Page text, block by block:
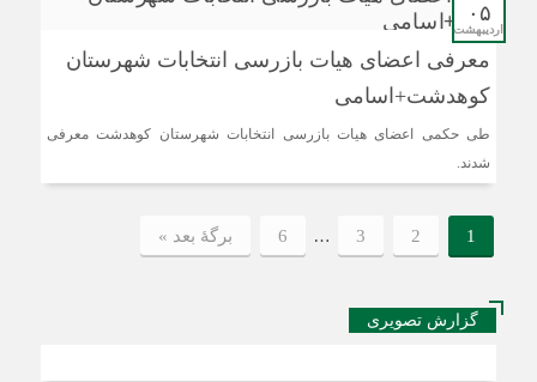
۰۵
اردیبهشت
معرفی اعضای هیات بازرسی انتخابات شهرستان
کوهدشت+اسامی
طی حکمی اعضای هیات بازرسی انتخابات شهرستان کوهدشت معرفی
شدند.
1
2
3
…
6 برگهٔ بعد »
گزارش تصویری